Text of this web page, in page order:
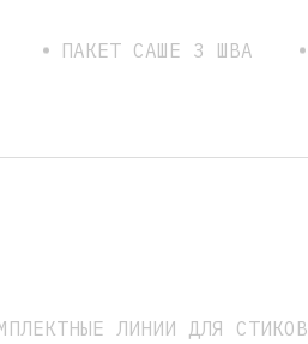
ПАКЕТ САШЕ 3 ШВА
ЛИНИИ ДЛЯ СТИКОВ